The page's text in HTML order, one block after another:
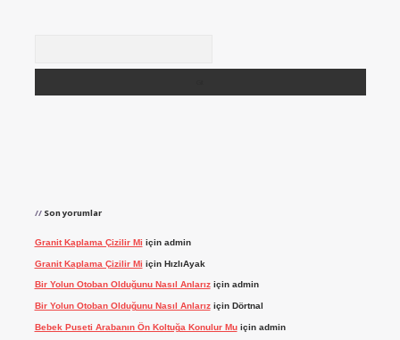
Son yorumlar
Granit Kaplama Çizilir Mi için admin
Granit Kaplama Çizilir Mi için HızlıAyak
Bir Yolun Otoban Olduğunu Nasıl Anlarıziçin admin
Bir Yolun Otoban Olduğunu Nasıl Anlarıziçin Dörtnal
Bebek Puseti Arabanın Ön Koltuğa Konulur Muiçin admin